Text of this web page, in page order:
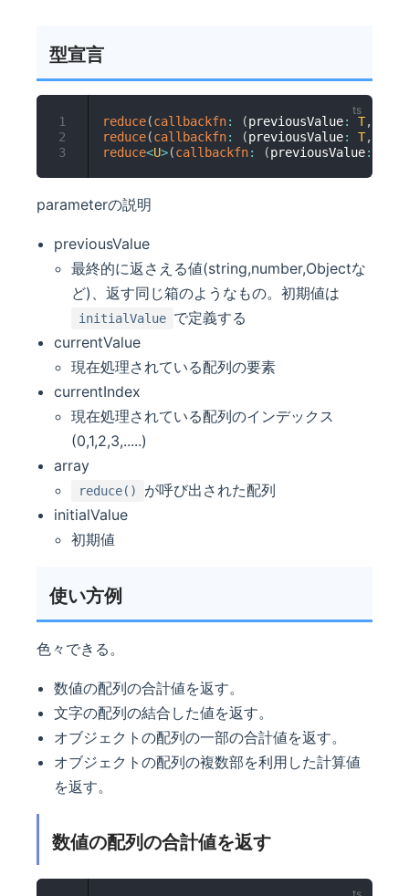
型宣言
reduce(callbackfn: (previousValue: T,
reduce(callbackfn: (previousValue: T,
reduce<U>(callbackfn: (previousValue:
1
2
3
parameterの説明
previousValue
最終的に返さえる値(string,number,Objectな
ど)、返す同じ箱のようなもの。初期値は
initialValue で定義する
currentValue
現在処理されている配列の要素
currentIndex
現在処理されている配列のインデックス
(0,1,2,3,.....)
array
reduce()
が呼び出された配列
initialValue
初期値
使い方例
色々できる。
数値の配列の合計値を返す。
文字の配列の結合した値を返す。
オブジェクトの配列の一部の合計値を返す。
オブジェクトの配列の複数部を利用した計算値
を返す。
数値の配列の合計値を返す